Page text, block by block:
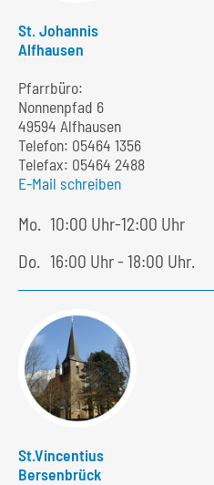
St. Johannis
Alfhausen
Pfarrbüro:
Nonnenpfad 6
49594 Alfhausen
Telefon: 05464 1356
Telefax: 05464 2488
E-Mail schreiben
Mo.
10:00 Uhr-12:00 Uhr
Do.
16:00 Uhr - 18:00 Uhr.
St.Vincentius
Bersenbrück